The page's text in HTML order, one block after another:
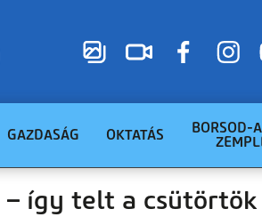
GAZDASÁG OKTATÁS
BORSOD-
így telt a csütörtök